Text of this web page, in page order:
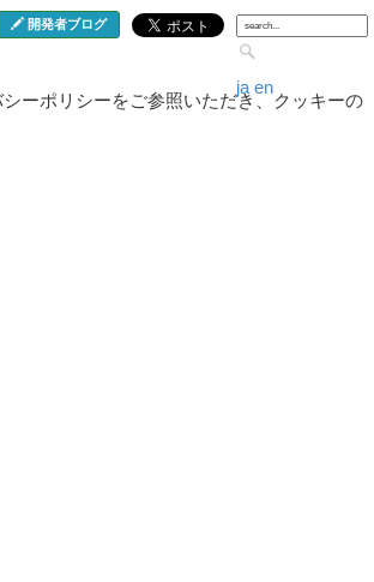
開発者ブログ
ja en
ーポリシーをご参照いただき、クッキーの